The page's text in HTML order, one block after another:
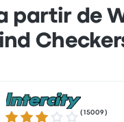
partir de
3.1 de 5 estrelas( 15009 )